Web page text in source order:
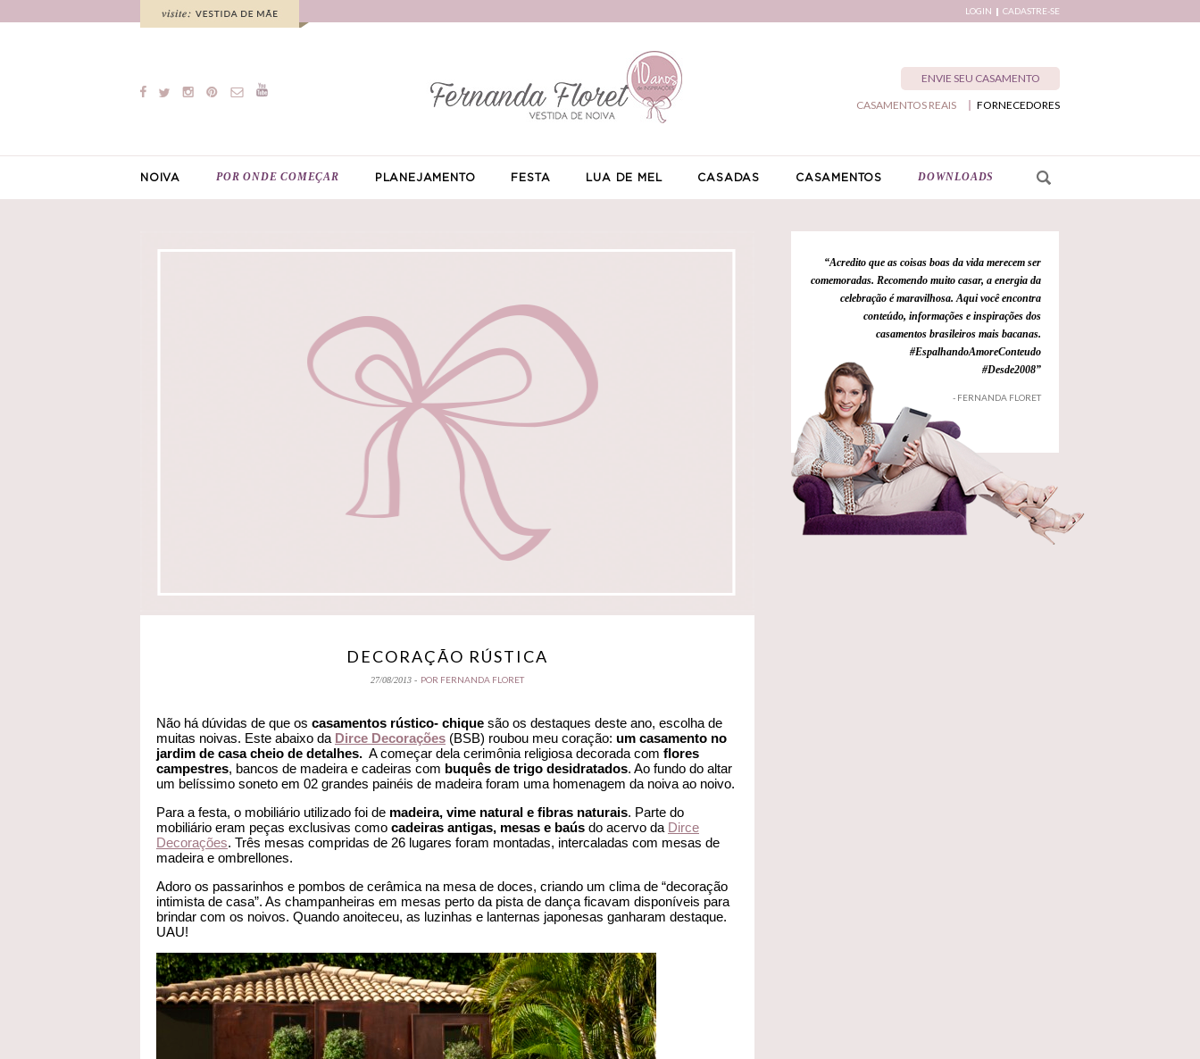
LOGIN CADASTRE-SE
ENVIE SEU CASAMENTO
FORNECEDORES
CASAMENTOS REAIS
NOIVA POR ONDE COMEÇAR PLANEJAMENTO FESTA LUA DE MEL CASADAS CASAMENTOS DOWNLOADS
DECORAÇÃO RÚSTICA
27/08/2013 - POR FERNANDA FLORET
Não há dúvidas de que os casamentos rústico- chique são os destaques deste ano, escolha de
muitas noivas. Este abaixo da Dirce Decorações (BSB) roubou meu coração: um casamento no
jardim de casa cheio de detalhes. A começar dela cerimônia religiosa decorada com flores
campestres, bancos de madeira e cadeiras com buquês de trigo desidratados. Ao fundo do altar
um belíssimo soneto em 02 grandes painéis de madeira foram uma homenagem da noiva ao noivo.
Para a festa, o mobiliário utilizado foi de madeira, vime natural e fibras naturais. Parte do
mobiliário eram peças exclusivas como cadeiras antigas, mesas e baús do acervo da Dirce
Decorações. Três mesas compridas de 26 lugares foram montadas, intercaladas com mesas de
madeira e ombrellones.
Adoro os passarinhos e pombos de cerâmica na mesa de doces, criando um clima de “decoração
intimista de casa”. As champanheiras em mesas perto da pista de dança ficavam disponíveis para
brindar com os noivos. Quando anoiteceu, as luzinhas e lanternas japonesas ganharam destaque.
UAU!
“Acredito que as coisas boas da vida merecem ser
comemoradas. Recomendo muito casar, a energia da
celebração é maravilhosa. Aqui você encontra
conteúdo, informações e inspirações dos
casamentos brasileiros mais bacanas.
#EspalhandoAmoreConteudo
#Desde2008”
- FERNANDA FLORET